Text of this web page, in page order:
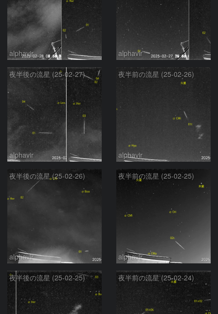
alphavir alphavir
夜半後の流星 (25-02-27)
alphavir
夜半前の流星 (25-02-26)
alphavir
夜半後の流星 (25-02-26)
alphavir
夜半前の流星 (25-02-25)
alphavir
夜半後の流星 (25-02-25) 夜半前の流星 (25-02-24)